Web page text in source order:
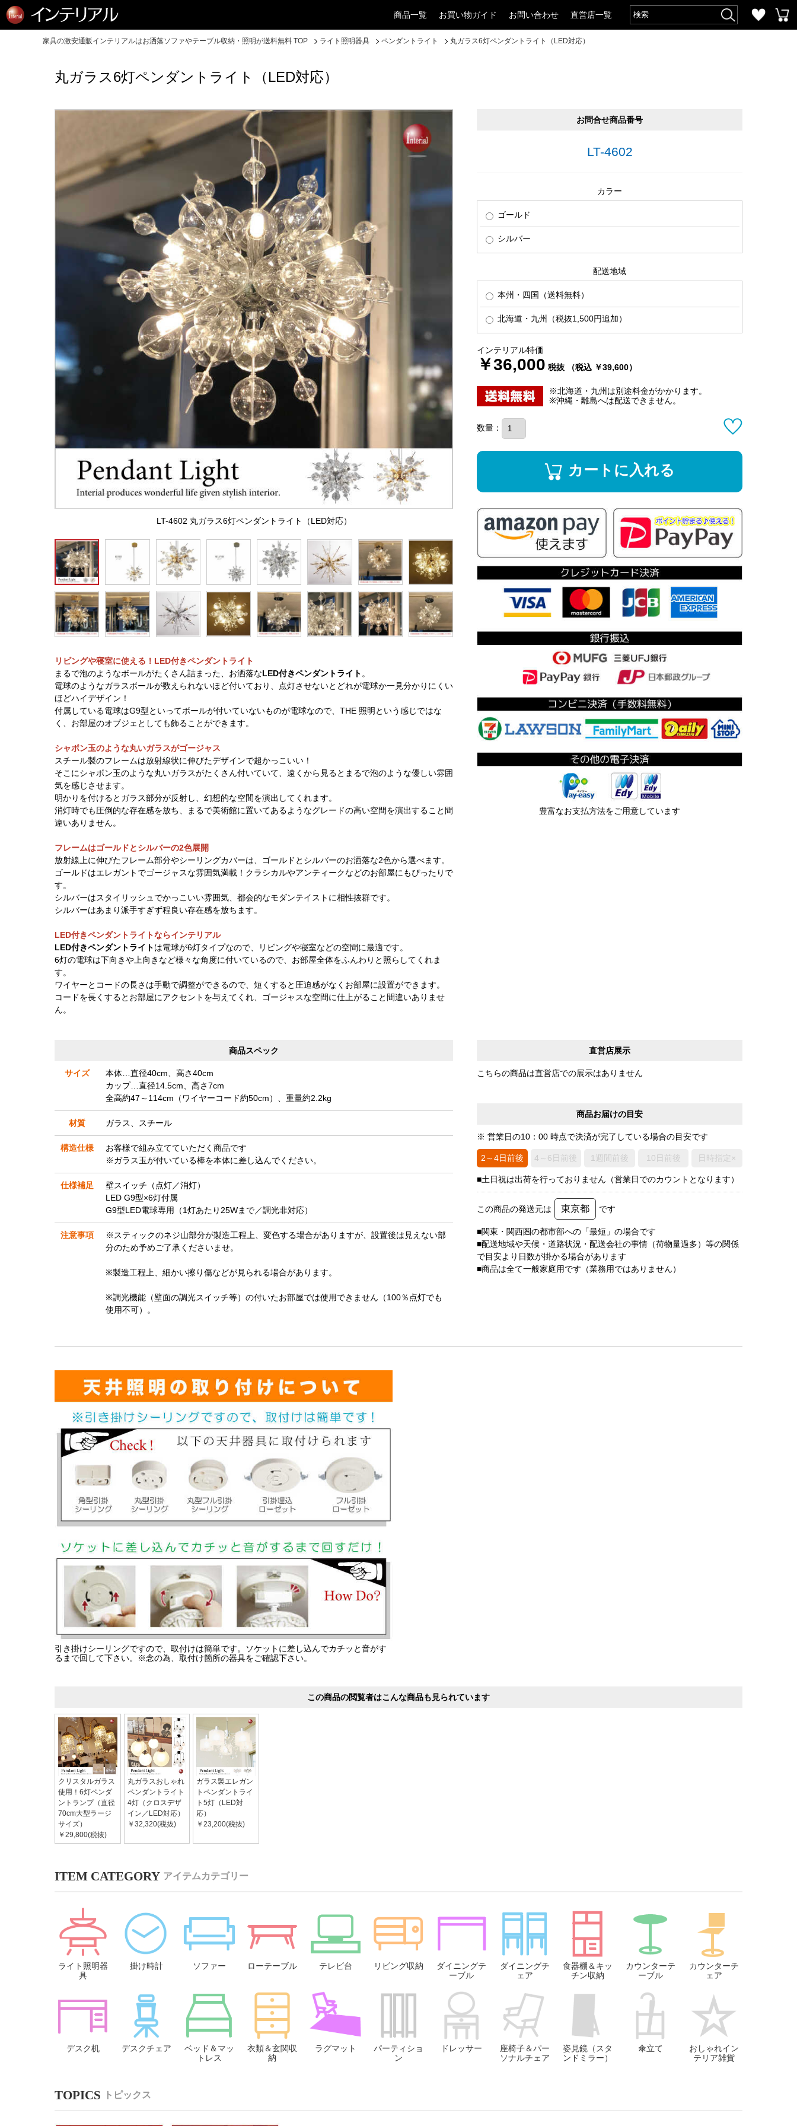
商品一覧 お買い物ガイド お問い合わせ 直営店一覧
家具の激安通販インテリアルはお洒落ソファやテーブル収納・照明が送料無料 TOP ライト照明器具 ペンダントライト 丸ガラス6灯ペンダントライト（LED対応）
丸ガラス6灯ペンダントライト（LED対応）
LT-4602 丸ガラス6灯ペンダントライト（LED対応）
リビングや寝室に使える！LED付きペンダントライト
まるで泡のようなボールがたくさん詰まった、お洒落なLED付きペンダントライト 。
電球のようなガラスボールが数えられないほど付いており、点灯させないとどれが電球か一見分かりにくい
ほどハイデザイン！
付属している電球はG9型といってボールが付いていないものが電球なので、THE 照明という感じではな
く、お部屋のオブジェとしても飾ることができます。
シャボン玉のような丸いガラスがゴージャス
スチール製のフレームは放射線状に伸びたデザインで超かっこいい！
そこにシャボン玉のような丸いガラスがたくさん付いていて、遠くから見るとまるで泡のような優しい雰囲
気を感じさせます。
明かりを付けるとガラス部分が反射し、幻想的な空間を演出してくれます。
消灯時でも圧倒的な存在感を放ち、まるで美術館に置いてあるようなグレードの高い空間を演出すること間
違いありません。
フレームはゴールドとシルバーの2色展開
放射線上に伸びたフレーム部分やシーリングカバーは、ゴールドとシルバーのお洒落な2色から選べます。
ゴールドはエレガントでゴージャスな雰囲気満載！クラシカルやアンティークなどのお部屋にもぴったりで
す。
シルバーはスタイリッシュでかっこいい雰囲気、都会的なモダンテイストに相性抜群です。
シルバーはあまり派手すぎず程良い存在感を放ちます。
LED付きペンダントライトならインテリアル
LED付きペンダントライトは電球が6灯タイプなので、リビングや寝室などの空間に最適です。
6灯の電球は下向きや上向きなど様々な角度に付いているので、お部屋全体をふんわりと照らしてくれま
す。
ワイヤーとコードの長さは手動で調整ができるので、短くすると圧迫感がなくお部屋に設置ができます。
コードを長くするとお部屋にアクセントを与えてくれ、ゴージャスな空間に仕上がること間違いありませ
ん。
お問合せ商品番号
LT-4602
カラー
ゴールド
シルバー
配送地域
本州・四国（送料無料）
北海道・九州（税抜1,500円追加）
インテリアル特価
￥36,000 税抜 （税込 ￥39,600）
※北海道・九州は別途料金がかかります。
※沖縄・離島へは配送できません。
数量：
カートに入れる
豊富なお支払方法をご用意しています
直営店展示
こちらの商品は直営店での展示はありません
商品お届けの目安
※ 営業日の10：00 時点で決済が完了している場合の目安です
2～4日前後 4～6日前後 1週間前後 10日前後 日時指定×
■土日祝は出荷を行っておりません（営業日でのカウントとなります）
この商品の発送元は 東京都 です
■関東・関西圏の都市部への「最短」の場合です
■配送地域や天候・道路状況・配送会社の事情（荷物量過多）等の関係
で目安より日数が掛かる場合があります
■商品は全て一般家庭用です（業務用ではありません）
商品スペック
サイズ
本体…直径40cm、高さ40cm
カップ…直径14.5cm、高さ7cm
全高約47～114cm（ワイヤーコード約50cm）、重量約2.2kg
材質 ガラス、スチール
構造仕様
お客様で組み立てていただく商品です
※ガラス玉が付いている棒を本体に差し込んでください。
仕様補足
壁スイッチ（点灯／消灯）
LED G9型×6灯付属
G9型LED電球専用（1灯あたり25Wまで／調光非対応）
注意事項
※スティックのネジ山部分が製造工程上、変色する場合がありますが、設置後は見えない部
分のため予めご了承くださいませ。
※製造工程上、細かい擦り傷などが見られる場合があります。
※調光機能（壁面の調光スイッチ等）の付いたお部屋では使用できません（100％点灯でも
使用不可）。
引き掛けシーリングですので、取付けは簡単です。ソケットに差し込んでカチッと音がす
るまで回して下さい。※念の為、取付け箇所の器具をご確認下さい。
この商品の閲覧者はこんな商品も見られています
クリスタルガラス
使用！6灯ペンダ
ントランプ（直径
70cm大型ラージ
サイズ）
￥29,800(税抜)
丸ガラスおしゃれ
ペンダントライト
4灯（クロスデザ
イン／LED対応）
￥32,320(税抜)
ガラス製エレガン
トペンダントライ
ト5灯（LED対
応）
￥23,200(税抜)
アイテムカテゴリー
ライト照明器
具
掛け時計 ソファー ローテーブル テレビ台 リビング収納
ダイニングテ
ーブル
ダイニングチ
ェア
食器棚＆キッ
チン収納
カウンターテ
ーブル
カウンターチ
ェア
デスク机 デスクチェア
ベッド＆マッ
トレス
衣類＆玄関収
納
ラグマット
パーティショ
ン
ドレッサー
座椅子＆パー
ソナルチェア
姿見鏡（スタ
ンドミラー）
傘立て
おしゃれイン
テリア雑貨
トピックス